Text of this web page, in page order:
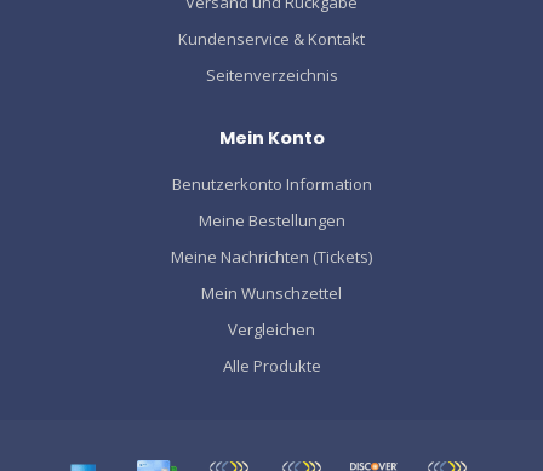
Kundenservice & Kontakt
Seitenverzeichnis
Mein Konto
Benutzerkonto Information
Meine Bestellungen
Meine Nachrichten (Tickets)
Mein Wunschzettel
Vergleichen
Alle Produkte